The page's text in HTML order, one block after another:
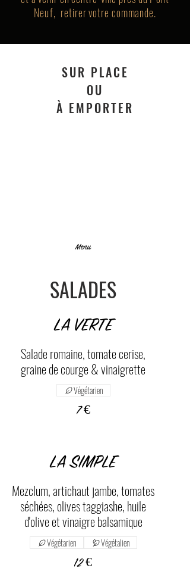
Neuf, retirer votre commande.
SUR PLACE
OU
À EMPORTER
Menu
SALADES
LA VERTE
Salade romaine, tomate cerise,
graine de courge & vinaigrette
7 €
Végétarien
LA SIMPLE
Mezclum, artichaut jambe, tomates
séchées, olives taggiashe, huile
d'olive et vinaigre balsamique
12 €
Végétarien Végétalien